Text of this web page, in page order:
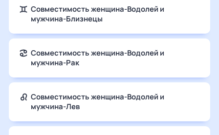
Совместимость женщина-Водолей и
мужчина-Близнецы
Совместимость женщина-Водолей и
мужчина-Рак
Совместимость женщина-Водолей и
мужчина-Лев